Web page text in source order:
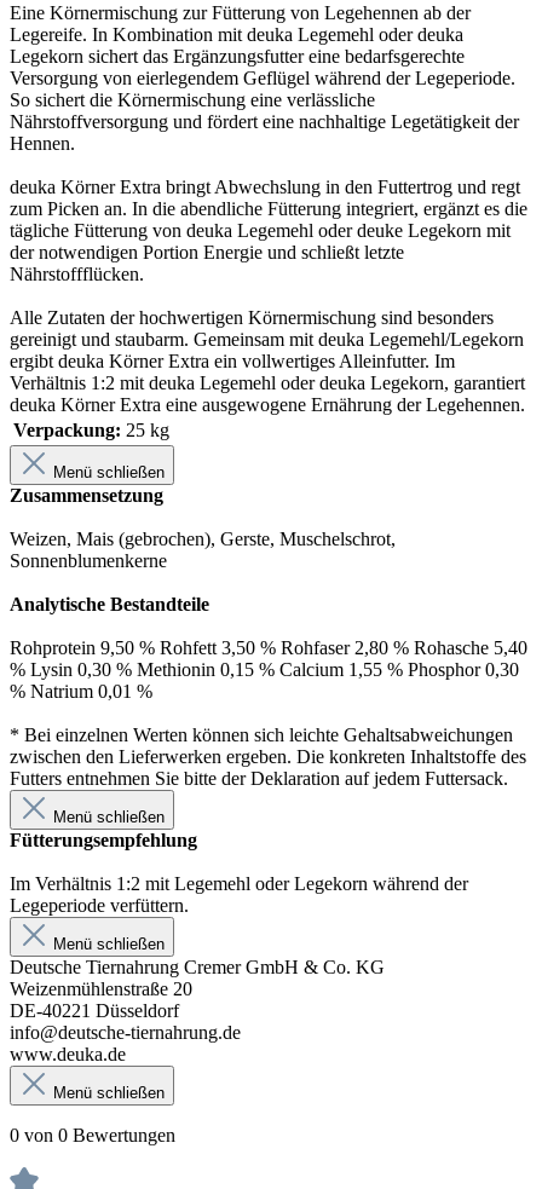
Eine Körnermischung zur Fütterung von Legehennen ab der
Legereife. In Kombination mit deuka Legemehl oder deuka
Legekorn sichert das Ergänzungsfutter eine bedarfsgerechte
Versorgung von eierlegendem Geflügel während der Legeperiode.
So sichert die Körnermischung eine verlässliche
Nährstoffversorgung und fördert eine nachhaltige Legetätigkeit der
Hennen.
deuka Körner Extra bringt Abwechslung in den Futtertrog und regt
zum Picken an. In die abendliche Fütterung integriert, ergänzt es die
tägliche Fütterung von deuka Legemehl oder deuke Legekorn mit
der notwendigen Portion Energie und schließt letzte
Nährstoffflücken.
Alle Zutaten der hochwertigen Körnermischung sind besonders
gereinigt und staubarm. Gemeinsam mit deuka Legemehl/Legekorn
ergibt deuka Körner Extra ein vollwertiges Alleinfutter. Im
Verhältnis 1:2 mit deuka Legemehl oder deuka Legekorn, garantiert
deuka Körner Extra eine ausgewogene Ernährung der Legehennen.
Verpackung: 25 kg
Menü schließen
Zusammensetzung
Weizen, Mais (gebrochen), Gerste, Muschelschrot,
Sonnenblumenkerne
Analytische Bestandteile
Rohprotein 9,50 % Rohfett 3,50 % Rohfaser 2,80 % Rohasche 5,40
% Lysin 0,30 % Methionin 0,15 % Calcium 1,55 % Phosphor 0,30
% Natrium 0,01 %
* Bei einzelnen Werten können sich leichte Gehaltsabweichungen
zwischen den Lieferwerken ergeben. Die konkreten Inhaltstoffe des
Futters entnehmen Sie bitte der Deklaration auf jedem Futtersack.
Menü schließen
Fütterungsempfehlung
Im Verhältnis 1:2 mit Legemehl oder Legekorn während der
Legeperiode verfüttern.
Menü schließen
Deutsche Tiernahrung Cremer GmbH & Co. KG
Weizenmühlenstraße 20
DE-40221 Düsseldorf
info@deutsche-tiernahrung.de
www.deuka.de
Menü schließen
0 von 0 Bewertungen